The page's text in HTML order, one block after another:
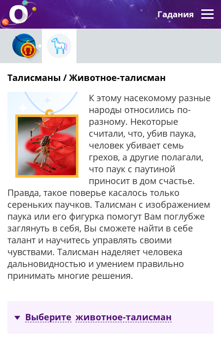
Гадания
Талисманы / Животное-талисман
К этому насекомому разные
народы относились по-
разному. Некоторые
считали, что, убив паука,
человек убивает семь
грехов, а другие полагали,
что паук с паутиной
приносит в дом счастье.
Правда, такое поверье касалось только
сереньких паучков. Талисман с изображением
паука или его фигурка помогут Вам поглубже
заглянуть в себя, Вы сможете найти в себе
талант и научитесь управлять своими
чувствами. Талисман наделяет человека
дальновидностью и умением правильно
принимать многие решения.
Выберите животное-талисман